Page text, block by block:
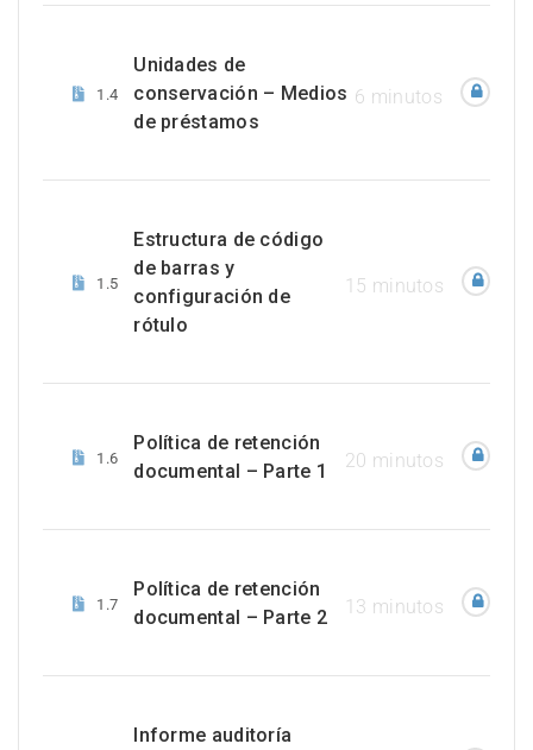
1.4
Unidades de
conservación – Medios
de préstamos
6 minutos
1.5
Estructura de código
de barras y
configuración de
rótulo
15 minutos
1.6
Política de retención
documental – Parte 1
20 minutos
1.7
Política de retención
documental – Parte 2
13 minutos
Informe auditoría